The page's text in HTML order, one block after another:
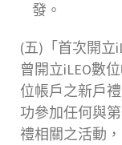
發。
(五)「首次開立
曾開立iLEO數
位帳戶之新戶
功參加任何與
禮相關之活動